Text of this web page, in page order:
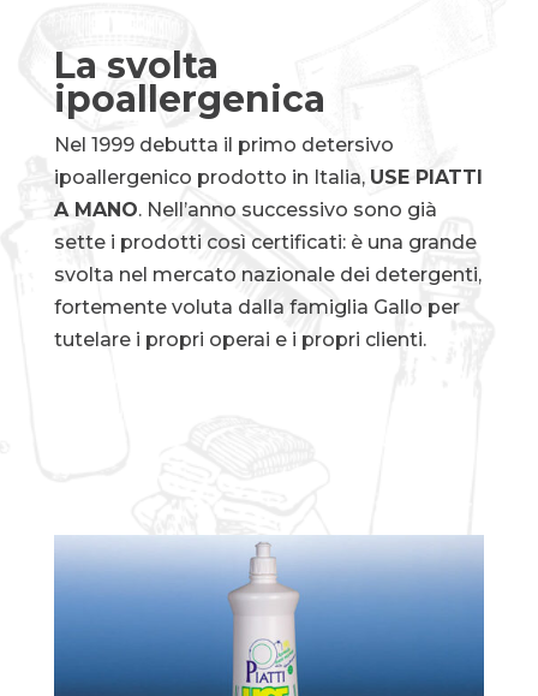
La svolta
ipoallergenica
Nel 1999 debutta il primo detersivo
ipoallergenico prodotto in Italia, USE PIATTI
A MANO. Nell’anno successivo sono già
sette i prodotti così certificati: è una grande
svolta nel mercato nazionale dei detergenti,
fortemente voluta dalla famiglia Gallo per
tutelare i propri operai e i propri clienti.